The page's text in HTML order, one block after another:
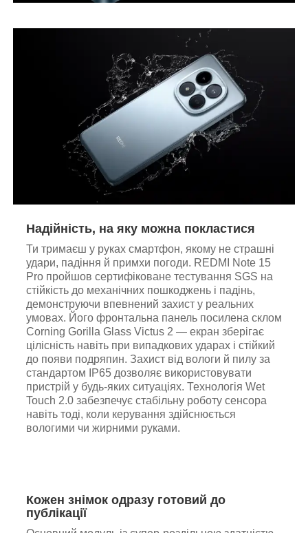
Надійність, на яку можна покластися
Ти тримаєш у руках смартфон, якому не страшні
удари, падіння й примхи погоди. REDMI Note 15
Pro пройшов сертифіковане тестування SGS на
стійкість до механічних пошкоджень і падінь,
демонструючи впевнений захист у реальних
умовах. Його фронтальна панель посилена склом
Corning Gorilla Glass Victus 2 — екран зберігає
цілісність навіть при випадкових ударах і стійкий
до появи подряпин. Захист від вологи й пилу за
стандартом IP65 дозволяє використовувати
пристрій у будь-яких ситуаціях. Технологія Wet
Touch 2.0 забезпечує стабільну роботу сенсора
навіть тоді, коли керування здійснюється
вологими чи жирними руками.
Кожен знімок одразу готовий до
публікації